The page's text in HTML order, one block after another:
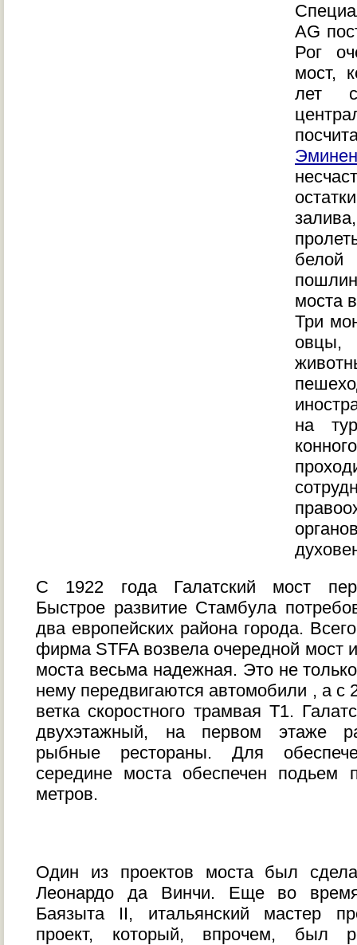
AG
Рог
мост,
лет
моста
Три
на
С 1922 года Галатский мост
Быстрое развитие Стамбула
два европейских района города.
фирма STFA возвела очередной мост
моста весьма надежная. Это не
нему передвигаются автомобили , а с
ветка скоростного трамвая Т1.
двухэтажный, на первом этаже
рыбные рестораны. Для
середине моста обеспечен подьем
метров.
Один из проектов моста был
Леонардо да Винчи. Еще во время
Баязыта II, итальянский мастер
проект, который, впрочем, был